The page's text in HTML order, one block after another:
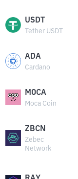
USDT
Tether USDT
ADA
Cardano
MOCA
Moca Coin
ZBCN
Zebec
Network